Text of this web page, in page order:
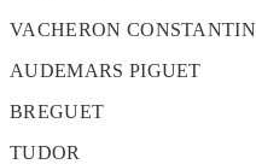
VACHERON CONSTANTIN
AUDEMARS PIGUET
BREGUET
TUDOR